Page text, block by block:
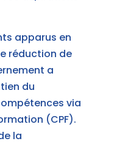
apparus en
réduction de
a
du
via
(CPF).
la